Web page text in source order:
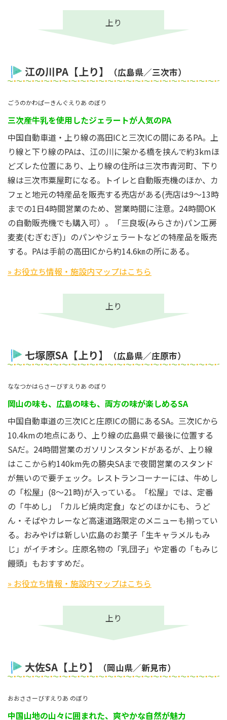
上り
江の川PA【上り】 （広島県／三次市）
ごうのかわぱーきんぐえりあ のぼり
三次産牛乳を使用したジェラートが人気のPA
中国自動車道・上り線の高田ICと三次ICの間にあるPA。上
り線と下り線のPAは、江の川に架かる橋を挟んで約3kmほ
どズレた位置にあり、上り線の住所は三次市青河町、下り
線は三次市粟屋町になる。トイレと自動販売機のほか、カ
フェと地元の特産品を販売する売店がある(売店は9～13時
までの1日4時間営業のため、営業時間に注意。24時間OK
の自動販売機でも購入可）。「三良坂(みらさか)パン工房
麦麦(むぎむぎ)」のパンやジェラートなどの特産品を販売
する。PAは手前の高田ICから約14.6㎞の所にある。
» お役立ち情報・施設内マップはこちら
上り
七塚原SA【上り】 （広島県／庄原市）
ななつかはらさーびすえりあ のぼり
岡山の味も、広島の味も、両方の味が楽しめるSA
中国自動車道の三次ICと庄原ICの間にあるSA。三次ICから
10.4kmの地点にあり、上り線の広島県で最後に位置する
SAだ。24時間営業のガソリンスタンドがあるが、上り線
はここから約140km先の勝央SAまで夜間営業のスタンド
が無いので要チェック。レストランコーナーには、牛めし
の「松屋」(8～21時)が入っている。「松屋」では、定番
の「牛めし」「カルビ焼肉定食」などのほかにも、うど
ん・そばやカレーなど高速道路限定のメニューも揃ってい
る。おみやげは新しい広島のお菓子「生キャラメルもみ
じ」がイチオシ。庄原名物の「乳団子」や定番の「もみじ
饅頭」もおすすめだ。
» お役立ち情報・施設内マップはこちら
上り
大佐SA【上り】 （岡山県／新見市）
おおささーびすえりあ のぼり
中国山地の山々に囲まれた、爽やかな自然が魅力